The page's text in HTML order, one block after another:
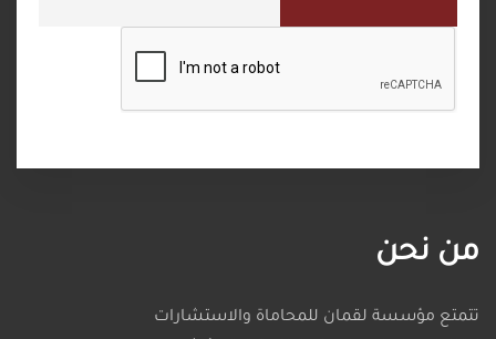
من نحن
تتمتع مؤسسة لقمان للمحاماة والاستشارات